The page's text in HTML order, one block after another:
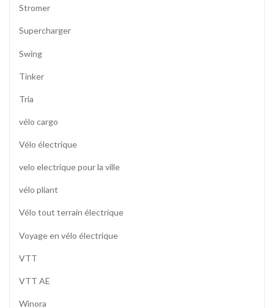
Stromer
Supercharger
Swing
Tinker
Tria
vélo cargo
Vélo électrique
velo electrique pour la ville
vélo pliant
Vélo tout terrain électrique
Voyage en vélo électrique
VTT
VTT AE
Winora